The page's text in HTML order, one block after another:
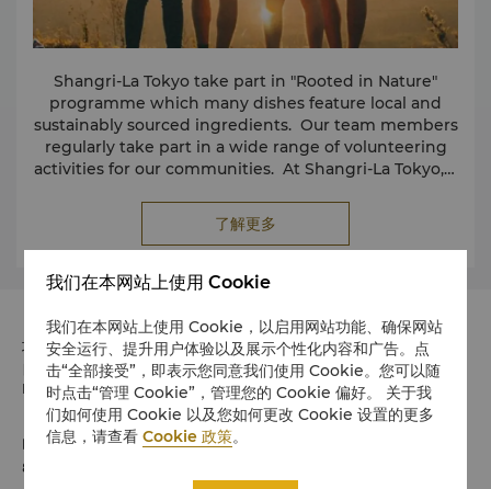
Shangri-La Tokyo take part in "Rooted in Nature"
programme which many dishes feature local and
sustainably sourced ingredients. Our team members
regularly take part in a wide range of volunteering
activities for our communities. At Shangri-La Tokyo, a
have eliminated single-use plastics by switching to
large-format amenities by eliminating single use
plastics.
了解更多
地址
日本Marunouchi Trust Tower Main, 1-8-3
Marunouchi, Chiyoda-ku, Tokyo 邮政编码 100-8283
电话
81 3 6739 7888
我们在本网站上使用 Cookie
我们在本网站上使用 Cookie，以启用网站功能、确保网站
安全运行、提升用户体验以及展示个性化内容和广告。点
击“全部接受”，即表示您同意我们使用 Cookie。您可以随
时点击“管理 Cookie”，管理您的 Cookie 偏好。 关于我
们如何使用 Cookie 以及您如何更改 Cookie 设置的更多
信息，请查看Cookie 政策。